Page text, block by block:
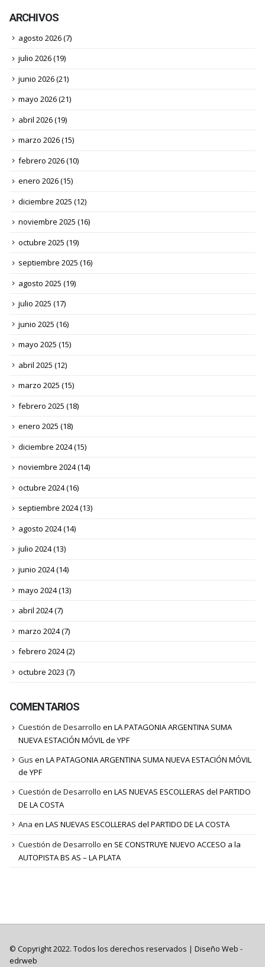
ARCHIVOS
agosto 2026(7)
julio 2026(19)
junio 2026(21)
mayo 2026(21)
abril 2026(19)
marzo 2026(15)
febrero 2026(10)
enero 2026(15)
diciembre 2025 (12)
noviembre 2025 (16)
octubre 2025 (19)
septiembre 2025 (16)
agosto 2025 (19)
julio 2025 (17)
junio 2025 (16)
mayo 2025 (15)
abril 2025 (12)
marzo 2025 (15)
febrero 2025 (18)
enero 2025 (18)
diciembre 2024(15)
noviembre 2024(14)
octubre 2024(16)
septiembre 2024(13)
agosto 2024(14)
julio 2024(13)
junio 2024(14)
mayo 2024(13)
abril 2024(7)
marzo 2024(7)
febrero 2024(2)
octubre 2023 (7)
COMENTARIOS
Cuestión de Desarrollo en LA PATAGONIA ARGENTINA SUMA
NUEVA ESTACIÓN MÓVIL de YPF
Gus en LA PATAGONIA ARGENTINA SUMA NUEVA ESTACIÓN MÓVIL
de YPF
Cuestión de Desarrollo en LAS NUEVAS ESCOLLERAS del PARTIDO
DE LA COSTA
Ana en LAS NUEVAS ESCOLLERAS del PARTIDO DE LA COSTA
Cuestión de Desarrollo en SE CONSTRUYE NUEVO ACCESO a la
AUTOPISTA BS AS – LA PLATA
© Copyright 2022. Todos los derechos reservados | Diseño Web -
edrweb